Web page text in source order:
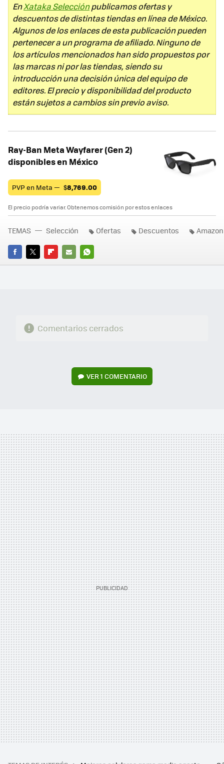
EnXataka Selecciónpublicamos ofertas y
descuentos de distintas tiendas en línea de México.
Algunos de los enlaces de esta publicación pueden
pertenecer a un programa de afiliado. Ninguno de
los artículos mencionados han sido propuestos por
las marcas ni por las tiendas, siendo su
introducción una decisión única del equipo de
editores. El precio y disponibilidad del producto
están sujetos a cambios sin previo aviso.
Ray-Ban Meta Wayfarer (Gen 2)
disponibles en México
PVP en Meta — $8,769.00
El precio podría variar. Obtenemos comisión por estos enlaces
FACEBOOK
TWITTERFLIPBOARD
E-
WHATSAPP
TEMAS Selección Ofertas Descuentos
Comentarios cerrados
VER1 COMENTARIO